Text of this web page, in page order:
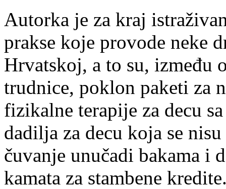
Autorka je za kraj
prakse koje provode neke
Hrvatskoj, a to su, između
trudnice, poklon paketi za
fizikalne terapije za decu
dadilja za decu koja se
čuvanje unučadi bakama i
kamata za stambene